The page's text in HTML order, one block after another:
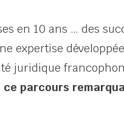
en 10 ans … des
expertise
juridique
parcours